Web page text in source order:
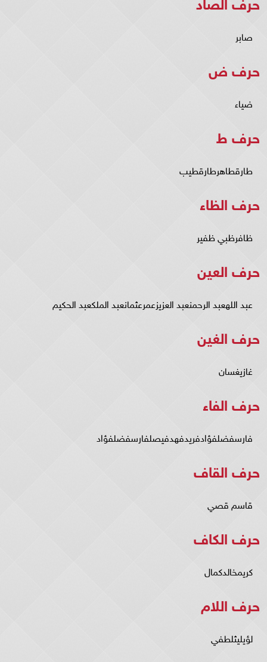
صابر
حرف ض
ضياء
حرف ط
طارقطاهرطارقطيب
حرف الظاء
ظافرظبي ظفير
حرف العين
عبد اللهعبد الرحمنعبد العزيزعمرعثمانعبد الملكعبد الحكيم
حرف الغين
غازيغسان
حرف الفاء
فارسفضلفؤادفريدفهدفيصلفارسفضلفؤاد
حرف القاف
قاسم قصي
حرف الكاف
كريمخالدكمال
حرف اللام
لؤيليثلطفي